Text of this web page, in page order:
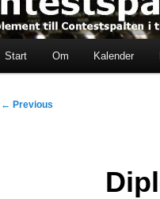
Start Om Kalender
Post
← Previous